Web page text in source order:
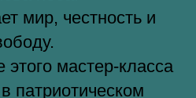
мир, честность и
мастер-класса
патриотическом